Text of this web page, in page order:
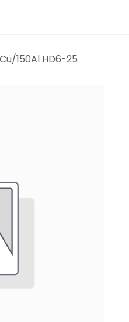
150Al HD6-25